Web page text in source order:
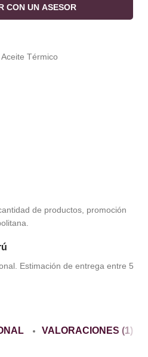
CON UN ASESOR
Térmico
de productos, promoción
Estimación de entrega entre 5
VALORACIONES (1)